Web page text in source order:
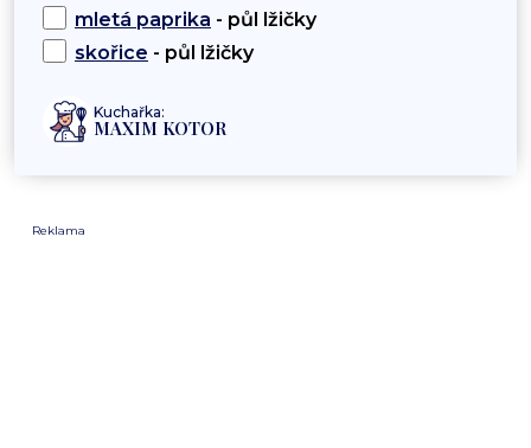
mletá paprika - půl lžičky
skořice - půl lžičky
Kuchařka:
MAXIM KOTOR
Reklama